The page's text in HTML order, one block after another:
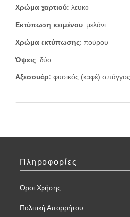
Χρώμα χαρτιού: λευκό
Εκτύπωση κειμένου: μελάνι
Χρώμα εκτύπωσης: πούρου
Όψεις: δύο
Αξεσουάρ: φυσικός (καφέ) σπάγγος
Πληροφορίες
Όροι Χρήσης
Πολιτική Απορρήτου